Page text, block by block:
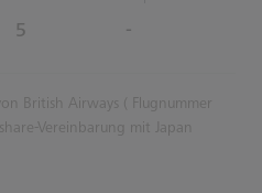
5 -
British Airways ( Flugnummer
Vereinbarung mit Japan